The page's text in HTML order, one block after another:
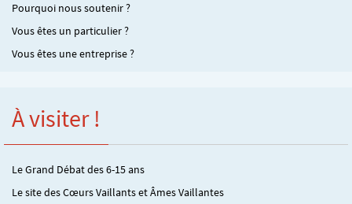
Pourquoi nous soutenir ?
Vous êtes un particulier ?
Vous êtes une entreprise ?
À visiter !
Le Grand Débat des 6-15 ans
Le site des Cœurs Vaillants et Âmes Vaillantes